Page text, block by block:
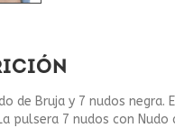
de Bruja y 7 nudos
pulsera 7 nudos con